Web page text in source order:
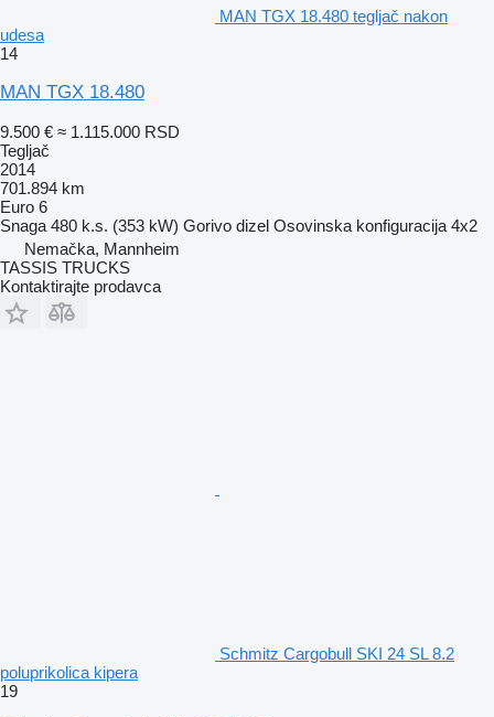
MAN TGX 18.480 tegljač nakon
udesa
14
MAN TGX 18.480
9.500 € ≈ 1.115.000 RSD
Tegljač
2014
701.894 km
Euro 6
Snaga 480 k.s. (353 kW) Gorivo dizel Osovinska konfiguracija 4x2
Nemačka, Mannheim
TASSIS TRUCKS
Kontaktirajte prodavca
Schmitz Cargobull SKI 24 SL 8.2
poluprikolica kipera
19